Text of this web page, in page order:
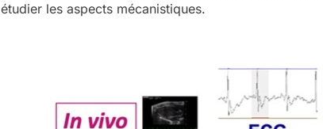
étudier les aspects mécanistiques.